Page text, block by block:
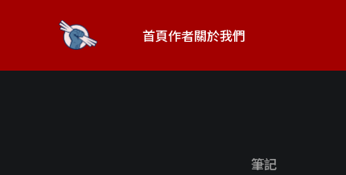
首頁作者關於我們
筆記